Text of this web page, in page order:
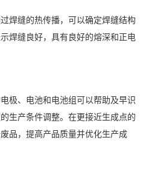
焊缝的热传播，可以确定焊缝结构
焊缝良好，具有良好的熔深和正电
极、电池和电池组可以帮助及早识
生产条件调整。在更接近生成点的
品，提高产品质量并优化生产成